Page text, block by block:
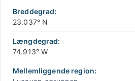
−
Breddegrad:
23.037° N
Længdegrad:
74.913° W
Mellemliggende region: